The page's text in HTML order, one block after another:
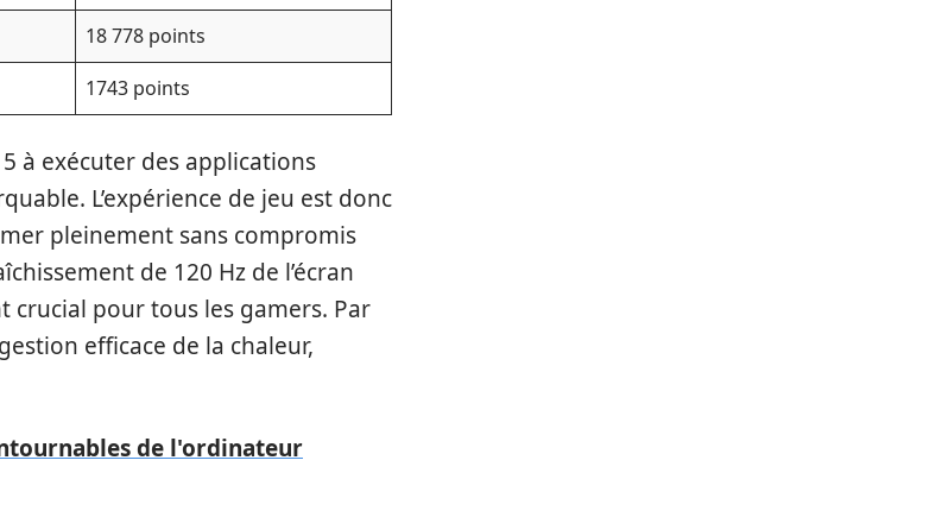
18 778 points
1743 points
à exécuter des applications
L’expérience de jeu est donc
pleinement sans compromis
de 120 Hz de l’écran
crucial pour tous les gamers. Par
efficace de la chaleur,
de l'ordinateur